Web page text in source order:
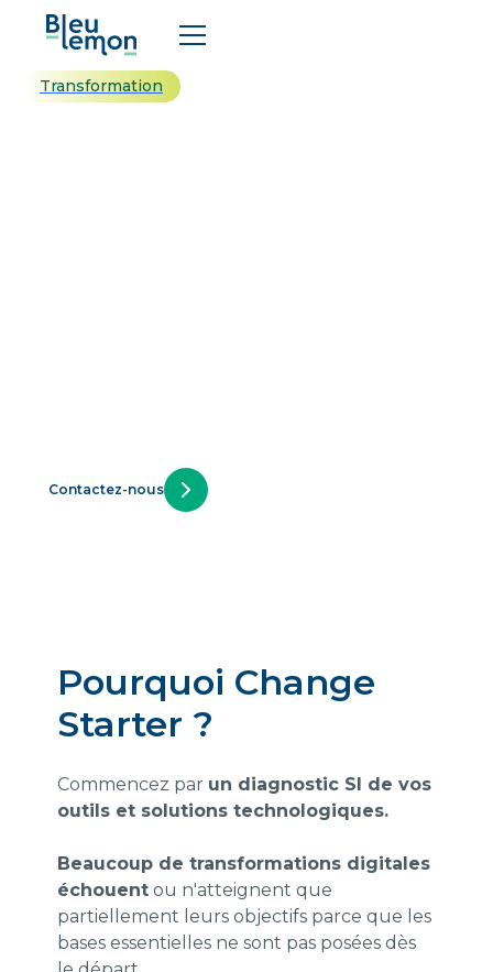
Transformation
Contactez-nous
Pourquoi Change
Starter ?
Commencez par un diagnostic SI de vos
outils et solutions technologiques.
Beaucoup de transformations digitales
échouent ou n'atteignent que
partiellement leurs objectifs parce que les
bases essentielles ne sont pas posées dès